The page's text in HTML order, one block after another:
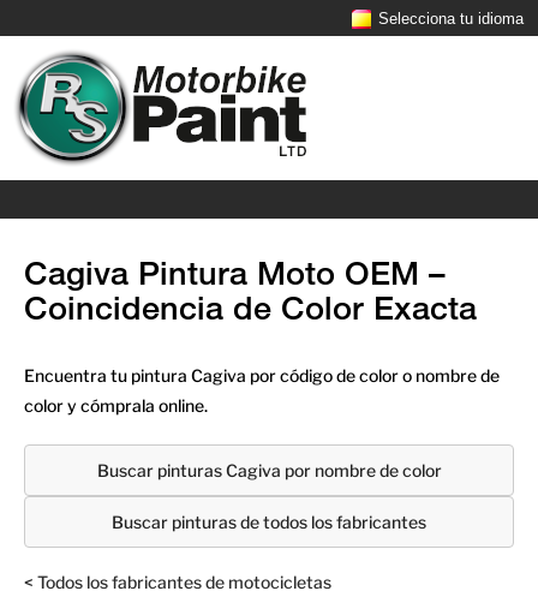
Selecciona tu idioma
Cagiva Pintura Moto OEM –
Coincidencia de Color Exacta
Encuentra tu pintura Cagiva por código de color o nombre de
color y cómprala online.
Buscar pinturas Cagiva por nombre de color
Buscar pinturas de todos los fabricantes
< Todos los fabricantes de motocicletas